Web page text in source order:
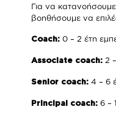
Για να
βοηθήσουμε να
Coach: 0 – 2 έτη
Associate coach:2 –
Senior coach: 4 – 6
Principal coach:6 –